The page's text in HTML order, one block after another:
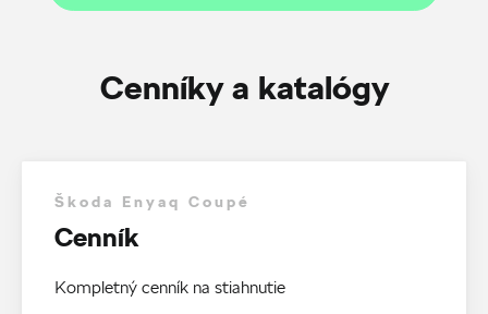
Cenníky a katalógy
Škoda Enyaq Coupé
Cenník
Kompletný cenník na stiahnutie